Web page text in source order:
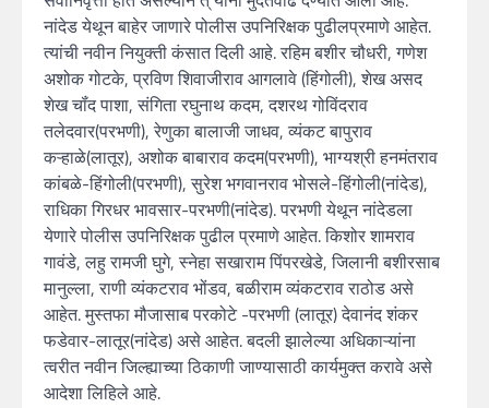
नांदेड येथून बाहेर जाणारे पोलीस उपनिरिक्षक पुढीलप्रमाणे आहेत.
त्यांची नवीन नियुक्ती कंसात दिली आहे. रहिम बशीर चौधरी, गणेश
अशोक गोटके, प्रविण शिवाजीराव आगलावे (हिंगोली), शेख असद
शेख चॉंद पाशा, संगिता रघुनाथ कदम, दशरथ गोविंदराव
तलेदवार(परभणी), रेणुका बालाजी जाधव, व्यंकट बापुराव
कऱ्हाळे(लातूर), अशोक बाबाराव कदम(परभणी), भाग्यश्री हनमंतराव
कांबळे-हिंगोली(परभणी), सुरेश भगवानराव भोसले-हिंगोली(नांदेड),
राधिका गिरधर भावसार-परभणी(नांदेड). परभणी येथून नांदेडला
येणारे पोलीस उपनिरिक्षक पुढील प्रमाणे आहेत. किशोर शामराव
गावंडे, लहु रामजी घुगे, स्नेहा सखाराम पिंपरखेडे, जिलानी बशीरसाब
मानुल्ला, राणी व्यंकटराव भोंडव, बळीराम व्यंकटराव राठोड असे
आहेत. मुस्तफा मौजासाब परकोटे -परभणी (लातूर) देवानंद शंकर
फडेवार-लातूर(नांदेड) असे आहेत. बदली झालेल्या अधिकाऱ्यांना
त्वरीत नवीन जिल्ह्याच्या ठिकाणी जाण्यासाठी कार्यमुक्त करावे असे
आदेशा लिहिले आहे.